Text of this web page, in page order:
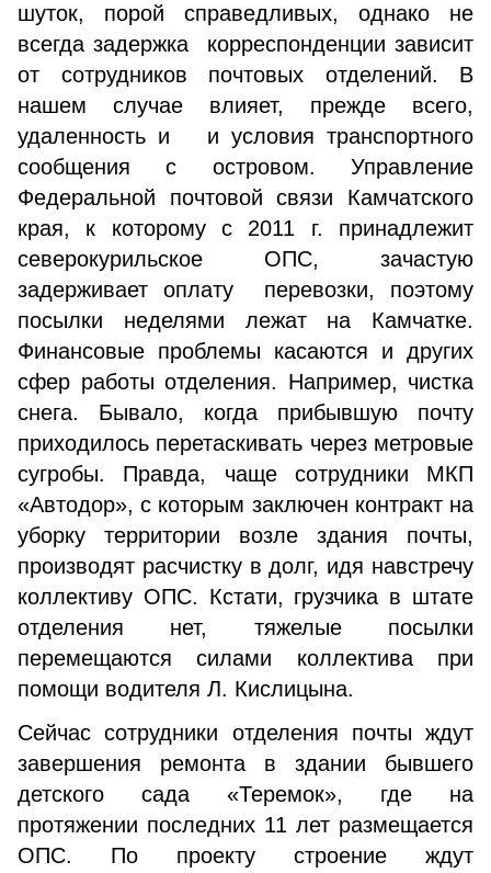
шуток, порой справедливых, однако не
всегда задержка корреспонденции зависит
от сотрудников почтовых отделений. В
нашем случае влияет, прежде всего,
удаленность и и условия транспортного
сообщения с островом. Управление
Федеральной почтовой связи Камчатского
края, к которому с 2011 г. принадлежит
северокурильское ОПС, зачастую
задерживает оплату перевозки, поэтому
посылки неделями лежат на Камчатке.
Финансовые проблемы касаются и других
сфер работы отделения. Например, чистка
снега. Бывало, когда прибывшую почту
приходилось перетаскивать через метровые
сугробы. Правда, чаще сотрудники МКП
«Автодор», с которым заключен контракт на
уборку территории возле здания почты,
производят расчистку в долг, идя навстречу
коллективу ОПС. Кстати, грузчика в штате
отделения нет, тяжелые посылки
перемещаются силами коллектива при
помощи водителя Л. Кислицына.
Сейчас сотрудники отделения почты ждут
завершения ремонта в здании бывшего
детского сада «Теремок», где на
протяжении последних 11 лет размещается
ОПС. По проекту строение ждут